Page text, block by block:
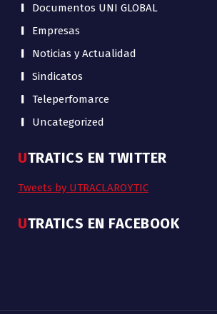
Documentos UNI GLOBAL
Empresas
Noticias y Actualidad
Sindicatos
Teleperfomarce
Uncategorized
UTRATICS EN TWITTER
Tweets by UTRACLAROYTIC
UTRATICS EN FACEBOOK